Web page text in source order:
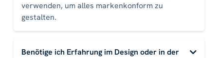
verwenden, um alles markenkonform zu
gestalten.
Benötige ich Erfahrung im Design oder in der